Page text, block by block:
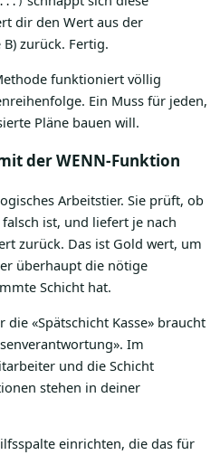
dir den Wert aus der
zurück. Fertig.
funktioniert völlig
Ein Muss für jeden,
Pläne bauen will.
der WENN-Funktion
Arbeitstier. Sie prüft, ob
ist, und liefert je nach
zurück. Das ist Gold wert, um
überhaupt die nötige
Schicht hat.
die «Spätschicht Kasse» braucht
Im
und die Schicht
stehen in deiner
einrichten, die das für